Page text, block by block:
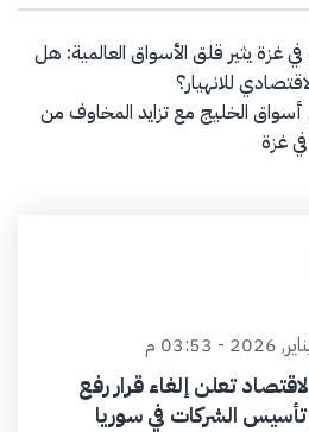
غزة يثير قلق الأسواق العالمية: هل
للانهيار؟
الخليج مع تزايد المخاوف من
غزة
تعلن إلغاء قرار رفع
الشركات في سوريا